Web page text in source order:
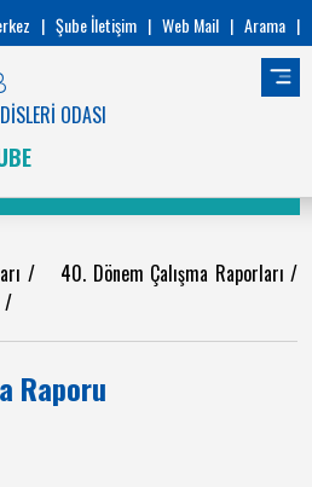
| Şube İletişim | Web Mail | Arama |
ODASI
/ 40. Dönem Çalışma Raporları/
/
Raporu